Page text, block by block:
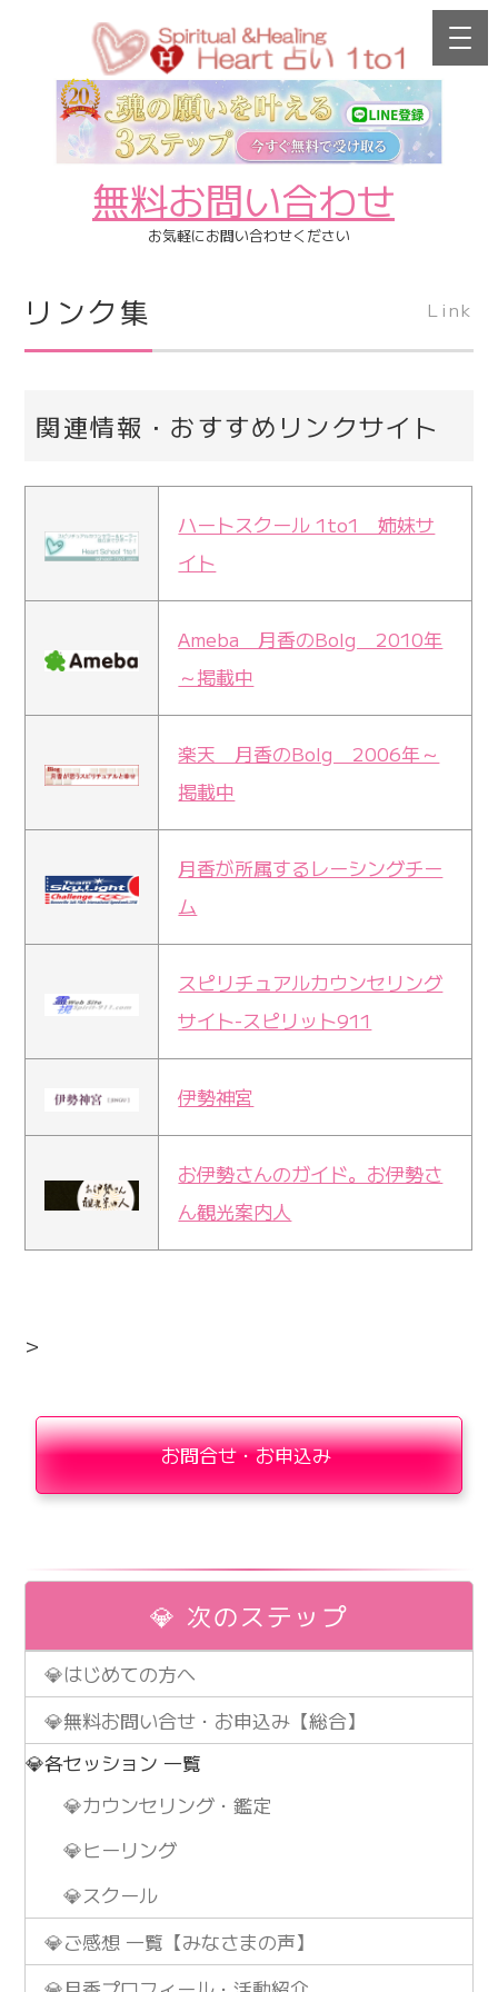
無料お問い合わせ
お気軽にお問い合わせください
リンク集 Link
関連情報・おすすめリンクサイト
ハートスクール 1to1 姉妹サ
イト
Ameba 月香のBolg 2010年
～掲載中
楽天 月香のBolg 2006年～
掲載中
月香が所属するレーシングチー
ム
スピリチュアルカウンセリング
サイト-スピリット911
伊勢神宮
お伊勢さんのガイド。お伊勢さ
ん観光案内人
>
お問合せ・お申込み
💎 次のステップ
💎はじめての方へ
💎無料お問い合せ・お申込み【総合】
💎各セッション 一覧
💎カウンセリング・鑑定
💎ヒーリング
💎スクール
💎ご感想 一覧【みなさまの声】